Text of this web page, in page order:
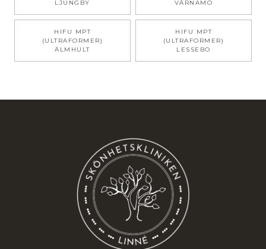
LJUNGBY
VÄRNAMO
HIFU MPT
(ULTRAFORMER)
ÄLMHULT
HIFU MPT
(ULTRAFORMER)
LESSEBO